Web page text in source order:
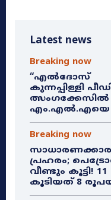
Latest news
Breaking now
“എൽദോസ്
കുന്നപ്പിള്ളി
എം.എൽ.എയെ
Breaking now
പ്രഹരം;
വീണ്ടും കൂട്ടി!
കൂടിയത് 8